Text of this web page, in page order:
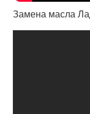
Замена масла